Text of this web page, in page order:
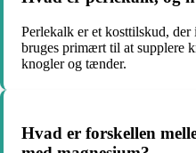
Perlekalk er et kosttilskud,
bruges primært til at supplere
knogler og tænder.
Hvad er forskellen